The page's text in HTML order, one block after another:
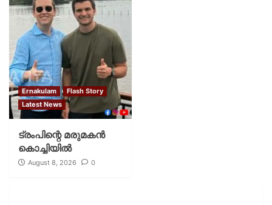
Ernakulam
Flash Story
Latest News
ട്രംപിന്റെ മരുമകന്‍
കൊച്ചിയില്‍
August 8, 2026 0